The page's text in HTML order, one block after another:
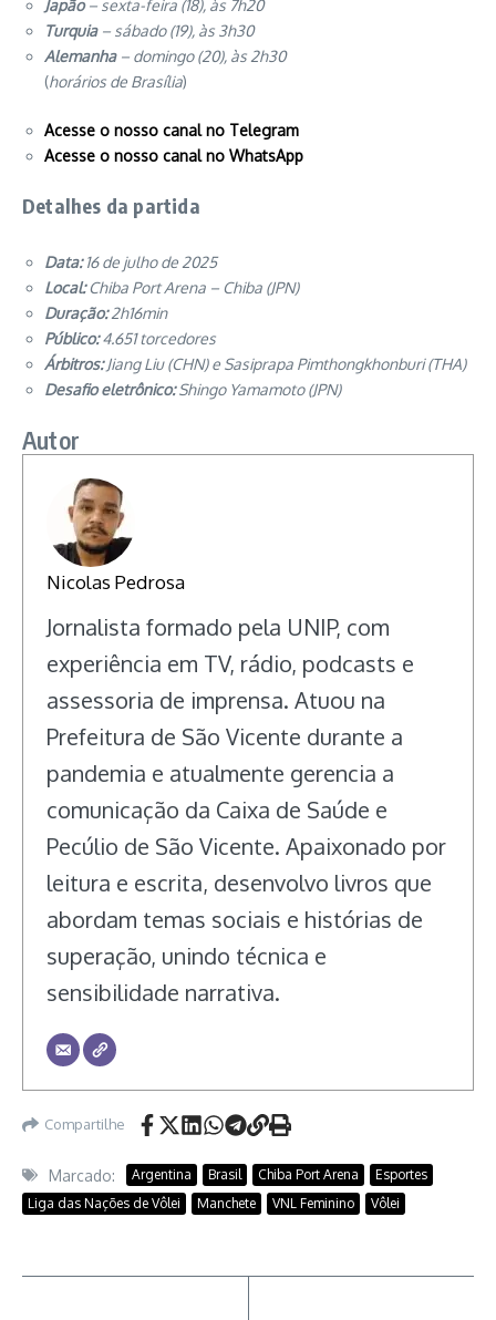
Japão– sexta-feira (18), às 7h20
Turquia– sábado (19), às 3h30
Alemanha– domingo (20), às 2h30
(horários de Brasília)
Acesse o nosso canal no Telegram
Acesse o nosso canal no WhatsApp
Detalhes da partida
Data:16 de julho de 2025
Local:Chiba Port Arena – Chiba (JPN)
Duração:2h16min
Público:4.651 torcedores
Árbitros:Jiang Liu (CHN) e Sasiprapa Pimthongkhonburi (THA)
Desafio eletrônico:Shingo Yamamoto (JPN)
Autor
Nicolas Pedrosa
Jornalista formado pela UNIP, com
experiência em TV, rádio, podcasts e
assessoria de imprensa. Atuou na
Prefeitura de São Vicente durante a
pandemia e atualmente gerencia a
comunicação da Caixa de Saúde e
Pecúlio de São Vicente. Apaixonado por
leitura e escrita, desenvolvo livros que
abordam temas sociais e histórias de
superação, unindo técnica e
sensibilidade narrativa.
Compartilhe
Marcado: Argentina Brasil Chiba Port Arena
Esportes
Liga das Nações de Vôlei
Manchete VNL Feminino Vôlei